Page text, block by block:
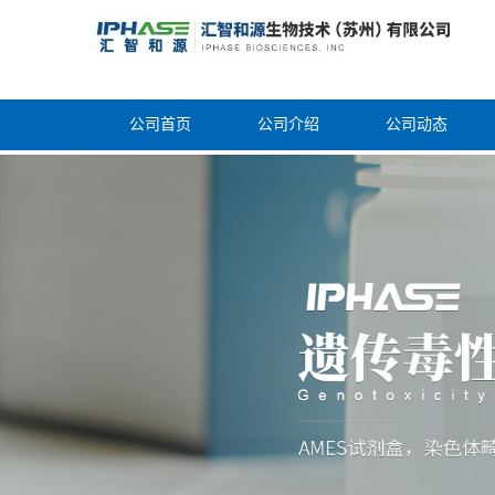
公司首页 公司介绍 公司动态